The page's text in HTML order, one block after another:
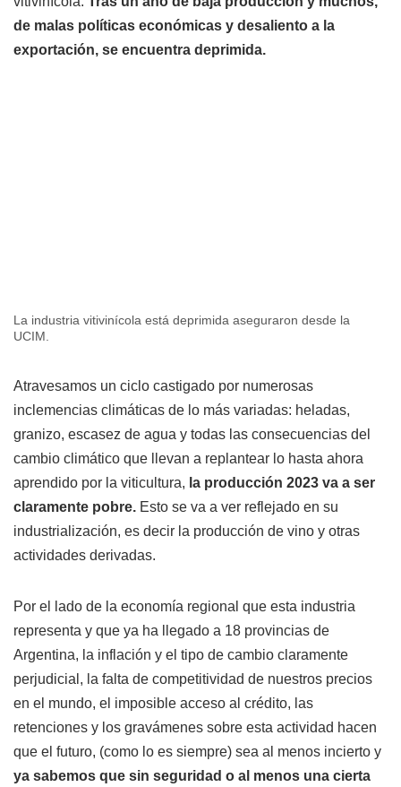
de malas políticas económicas y desaliento a la
exportación, se encuentra deprimida.
La industria vitivinícola está deprimida aseguraron desde la
UCIM.
Atravesamos un ciclo castigado por numerosas
inclemencias climáticas de lo más variadas: heladas,
granizo, escasez de agua y todas las consecuencias del
cambio climático que llevan a replantear lo hasta ahora
aprendido por la viticultura, la producción 2023 va a ser
claramente pobre. Esto se va a ver reflejado en su
industrialización, es decir la producción de vino y otras
actividades derivadas.
Por el lado de la economía regional que esta industria
representa y que ya ha llegado a 18 provincias de
Argentina, la inflación y el tipo de cambio claramente
perjudicial, la falta de competitividad de nuestros precios
en el mundo, el imposible acceso al crédito, las
retenciones y los gravámenes sobre esta actividad hacen
que el futuro, (como lo es siempre) sea al menos incierto y
ya sabemos que sin seguridad o al menos una cierta